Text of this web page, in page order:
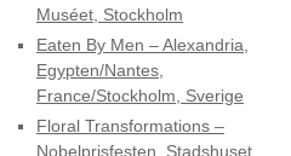
Muséet, Stockholm
Eaten By Men – Alexandria,
Egypten/Nantes,
France/Stockholm, Sverige
Floral Transformations –
Nobelprisfesten, Stadshuset,